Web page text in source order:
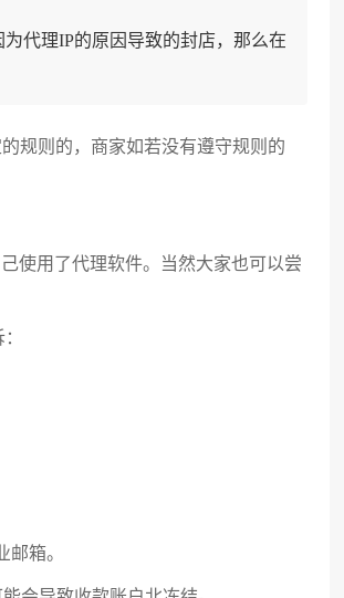
代理IP的原因导致的封店，那么在
规则的，商家如若没有遵守规则的
使用了代理软件。当然大家也可以尝
箱。